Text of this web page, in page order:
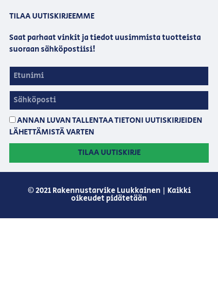
TILAA UUTISKIRJEEMME
Saat parhaat vinkit ja tiedot uusimmista tuotteista
suoraan sähköpostiisi!
ANNAN LUVAN TALLENTAA TIETONI UUTISKIRJEIDEN
LÄHETTÄMISTÄ VARTEN
TILAA UUTISKIRJE
© 2021 Rakennustarvike Luukkainen | Kaikki
oikeudet pidätetään